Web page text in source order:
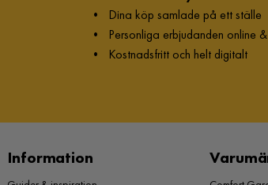
• Dina köp samlade på ett ställe
• Personliga erbjudanden online
• Kostnadsfritt och helt digitalt
Information